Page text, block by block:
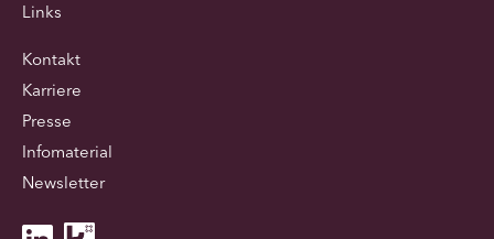
Links
Kontakt
Karriere
Presse
Infomaterial
Newsletter